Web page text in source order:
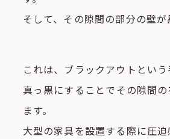
そして、その隙間の部分の壁が
これは、ブラックアウトという
真っ黒にすることでその隙間
ます。
大型の家具を設置する際に圧